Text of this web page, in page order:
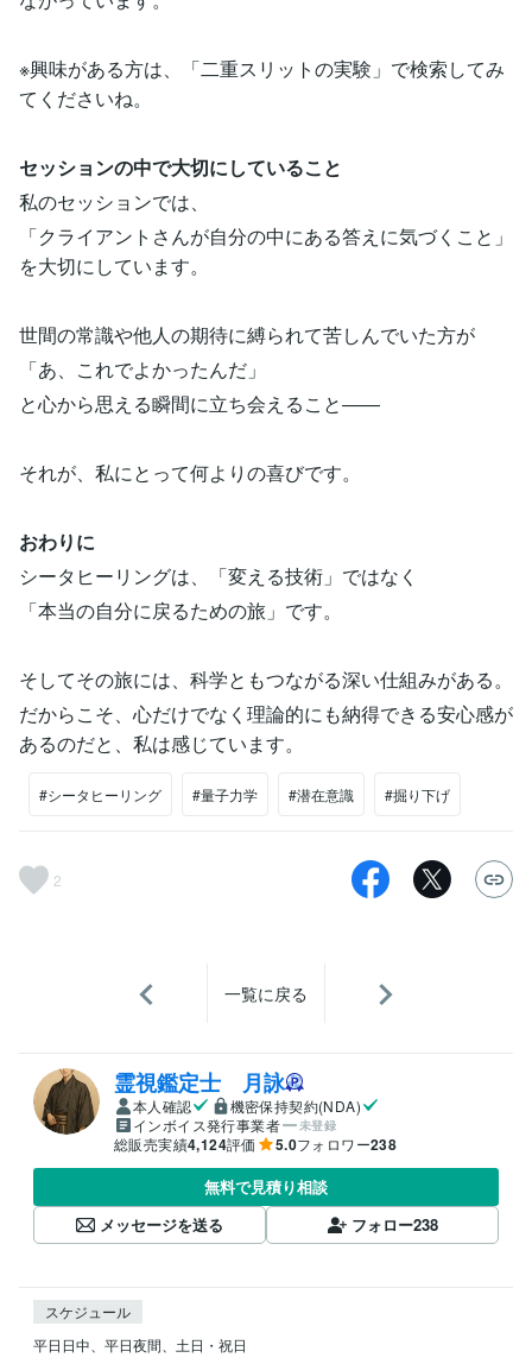
※興味がある方は、「二重スリットの実験」で検索してみ
てくださいね。
セッションの中で大切にしていること
私のセッションでは、
「クライアントさんが自分の中にある答えに気づくこと」
を大切にしています。
世間の常識や他人の期待に縛られて苦しんでいた方が
「あ、これでよかったんだ」
と心から思える瞬間に立ち会えること――
それが、私にとって何よりの喜びです。
おわりに
シータヒーリングは、「変える技術」ではなく
「本当の自分に戻るための旅」です。
そしてその旅には、科学ともつながる深い仕組みがある。
だからこそ、心だけでなく理論的にも納得できる安心感が
あるのだと、私は感じています。
#シータヒーリング #量子力学 #潜在意識 #掘り下げ
2
一覧に戻る
霊視鑑定士 月詠
本人確認
機密保持契約(NDA)
インボイス発行事業者
未登録
総販売実績4,124評価 5.0フォロワー238
無料で見積り相談
メッセージを送る
フォロー238
スケジュール
平日日中、平日夜間、土日・祝日